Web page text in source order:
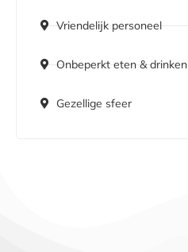
Vriendelijk personeel
Onbeperkt eten & drinken
Gezellige sfeer